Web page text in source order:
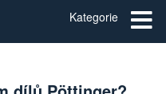
Kategorie